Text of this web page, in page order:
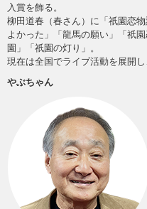
入賞を飾る。
柳田道春（春さん）に「祇園恋
よかった」「龍馬の願い」「祇
園」「祇園の灯り」。
現在は全国でライブ活動を展開
やぶちゃん